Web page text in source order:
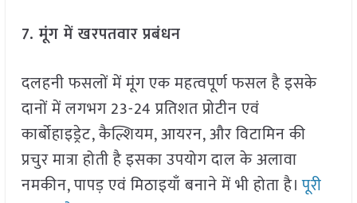
7. मूंग में खरपतवार प्रबंधन
दलहनी फसलों में मूंग एक महत्वपूर्ण फसल है इसके
दानों में लगभग 23-24 प्रतिशत प्रोटीन एवं
कार्बोहाइड्रेट, कैल्शियम, आयरन, और विटामिन की
प्रचुर मात्रा होती है इसका उपयोग दाल के अलावा
नमकीन, पापड़ एवं मिठाइयाँ बनाने में भी होता है।पूरी